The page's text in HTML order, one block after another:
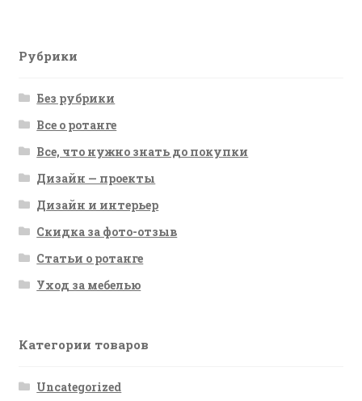
Рубрики
Без рубрики
Все о ротанге
Все, что нужно знать до покупки
Дизайн — проекты
Дизайн и интерьер
Скидка за фото-отзыв
Статьи о ротанге
Уход за мебелью
Категории товаров
Uncategorized